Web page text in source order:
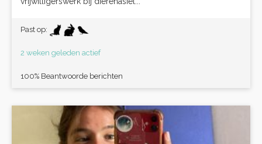
Past op:
2 weken geleden actief
100% Beantwoorde berichten